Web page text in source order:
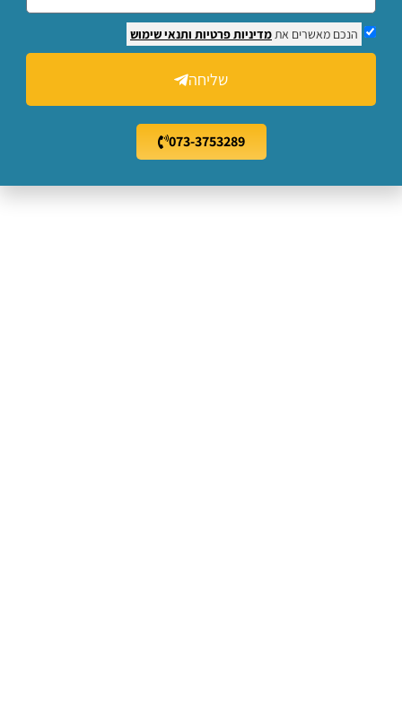
הנכם מאשרים אתמדיניות פרטיות ותנאי שימוש
שליחה
073-3753289